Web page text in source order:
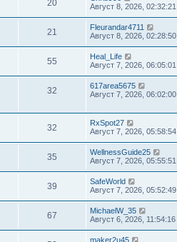
20
Август 8, 2026, 02:32:21
21
Fleurandar4711
Август 8, 2026, 02:28:50
55
Heal_Life
Август 7, 2026, 06:05:01
32
617area5675
Август 7, 2026, 06:02:00
32
RxSpot27
Август 7, 2026, 05:58:54
35
WellnessGuide25
Август 7, 2026, 05:55:51
39
SafeWorld
Август 7, 2026, 05:52:49
67
MichaelW_35
Август 6, 2026, 11:54:16
maker2u45